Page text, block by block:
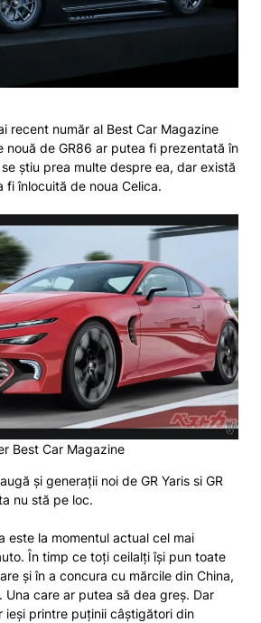
recent număr al Best Car Magazine
nouă de GR86 ar putea fi prezentată în
știu prea multe despre ea, dar există
fi înlocuită de noua Celica.
Best Car Magazine
și generații noi de GR Yaris si GR
nu stă pe loc.
este la momentul actual cel mai
În timp ce toți ceilalți își pun toate
și în a concura cu mărcile din China,
Una care ar putea să dea greș. Dar
ieși printre puținii câștigători din